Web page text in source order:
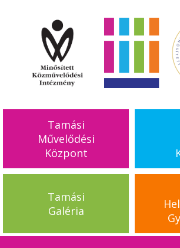
Tamási
Művelődési
Központ
Tamási
Galéria